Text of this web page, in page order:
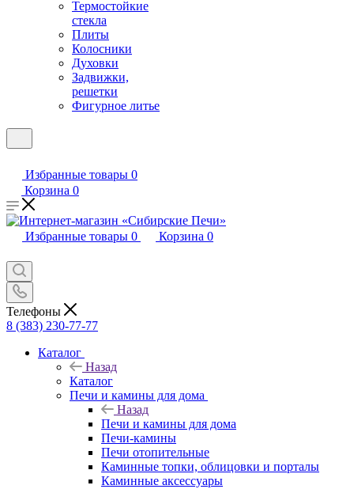
Термостойкие
стекла
Плиты
Колосники
Духовки
Задвижки,
решетки
Фигурное литье
Избранные товары 0
Корзина 0
Избранные товары 0 Корзина 0
Телефоны
8 (383) 230-77-77
Каталог
Назад
Каталог
Печи и камины для дома
Назад
Печи и камины для дома
Печи-камины
Печи отопительные
Каминные топки, облицовки и порталы
Каминные аксессуары